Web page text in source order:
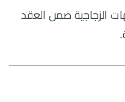
الزجاجية ضمن العقد